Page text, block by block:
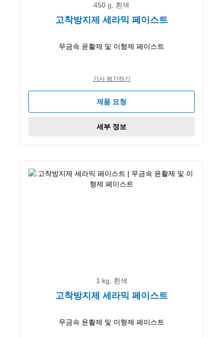
450 g, 흰색
고착방지제 세라믹 페이스트
무금속 윤활제 및 이형제 페이스트
기사 평가하기
제품 요청
세부 정보
1 kg, 흰색
고착방지제 세라믹 페이스트
무금속 윤활제 및 이형제 페이스트